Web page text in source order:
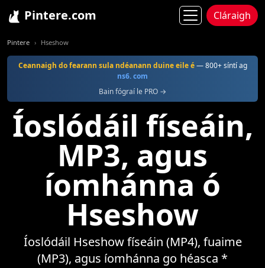
Pintere.com Cláraigh
Pintere Hseshow
Ceannaigh do fearann sula ndéanann duine eile é— 800+ síntí ag
ns6. com
Bain fógraí le PRO →
Íoslódáil físeáin,
MP3, agus
íomhánna ó
Hseshow
Íoslódáil Hseshow físeáin (MP4), fuaime
(MP3), agus íomhánna go héasca *